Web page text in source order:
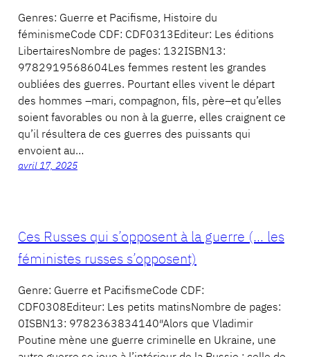
Genres: Guerre et Pacifisme, Histoire du
féminismeCode CDF: CDF0313Editeur: Les éditions
LibertairesNombre de pages: 132ISBN13:
9782919568604Les femmes restent les grandes
oubliées des guerres. Pourtant elles vivent le départ
des hommes –mari, compagnon, fils, père–et qu’elles
soient favorables ou non à la guerre, elles craignent ce
qu’il résultera de ces guerres des puissants qui
envoient au…
avril 17, 2025
Ces Russes qui s’opposent à la guerre (… les
féministes russes s’opposent)
Genre: Guerre et PacifismeCode CDF:
CDF0308Editeur: Les petits matinsNombre de pages:
0ISBN13: 9782363834140″Alors que Vladimir
Poutine mène une guerre criminelle en Ukraine, une